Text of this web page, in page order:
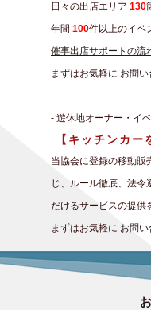
日々の出店エリア 130
年間 100件以上のイベ
催事出店サポートの流
まずはお気軽に お問
- 遊休地オーナー・イ
【キッチンカー
当協会に登録の移動販
じ、ルール徹底、法令
だけるサービスの提供
まずはお気軽に お問